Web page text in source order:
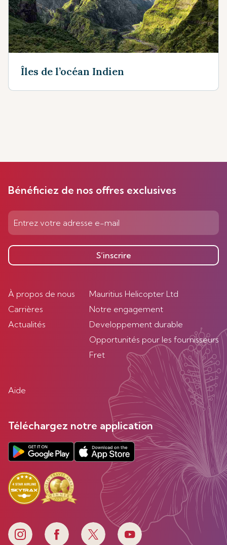
Îles de l’océan Indien
Bénéficiez de nos offres exclusives
S’inscrire
À propos de nous
Carrières
Actualités
Mauritius Helicopter Ltd
Notre engagement
Developpement durable
Opportunités pour les fournisseurs
Fret
Aide
Téléchargez notre application